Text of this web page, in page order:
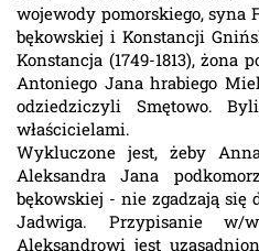
wojewody pomorskiego, syna
bękowskiej i Konstancji
Konstancja (1749-1813), żona
Antoniego Jana hrabiego
odziedziczyli Smętowo.
właścicielami.
Wykluczone jest, żeby
Aleksandra Jana
bękowskiej - nie zgadzają się
Jadwiga. Przypisanie
Aleksandrowi jest